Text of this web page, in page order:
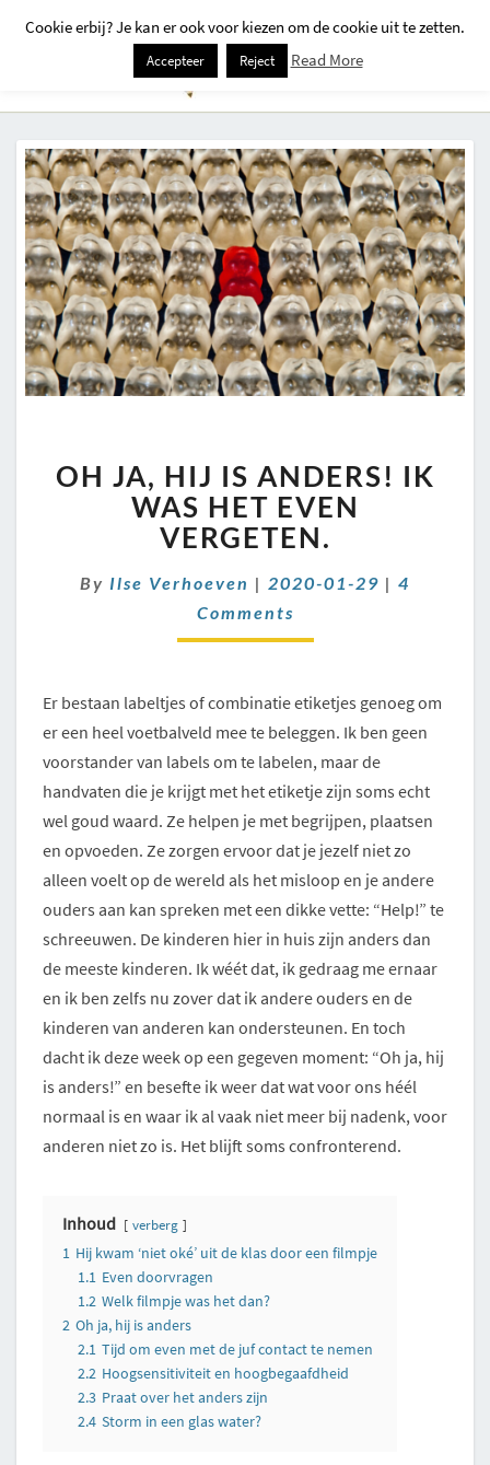
JA,
HIJ
IS
ANDERS!
WAS
HET
EVEN
OH JA, HIJ IS ANDERS! IK
WAS HET EVEN
VERGETEN.
By Ilse Verhoeven | 2020-01-29 | 4
Comments
Er bestaan labeltjes of combinatie etiketjes genoeg om
er een heel voetbalveld mee te beleggen. Ik ben geen
voorstander van labels om te labelen, maar de
handvaten die je krijgt met het etiketje zijn soms echt
wel goud waard. Ze helpen je met begrijpen, plaatsen
en opvoeden. Ze zorgen ervoor dat je jezelf niet zo
alleen voelt op de wereld als het misloop en je andere
ouders aan kan spreken met een dikke vette: “Help!” te
schreeuwen. De kinderen hier in huis zijn anders dan
de meeste kinderen. Ik wéét dat, ik gedraag me ernaar
en ik ben zelfs nu zover dat ik andere ouders en de
kinderen van anderen kan ondersteunen. En toch
dacht ik deze week op een gegeven moment: “Oh ja, hij
is anders!” en besefte ik weer dat wat voor ons héél
normaal is en waar ik al vaak niet meer bij nadenk, voor
anderen niet zo is. Het blijft soms confronterend.
Inhoud verberg
1 Hij kwam ‘niet oké’ uit de klas door een filmpje
1.1 Even doorvragen
1.2 Welk filmpje was het dan?
2 Oh ja, hij is anders
2.1 Tijd om even met de juf contact te nemen
2.2 Hoogsensitiviteit en hoogbegaafdheid
2.3 Praat over het anders zijn
2.4 Storm in een glas water?
Cookie erbij? Je kan er ook voor kiezen om de cookie uit te zetten.
Accepteer Reject Read More